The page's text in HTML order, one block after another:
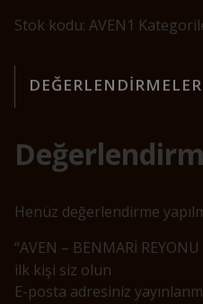
Stok kodu: AVEN1
Henüz değerlendirme
“AVEN – BENMARİ
ilk kişi siz olun
E-posta adresiniz